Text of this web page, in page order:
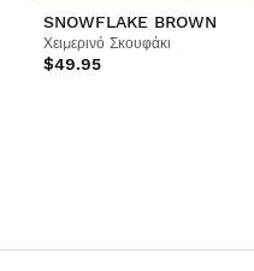
SNOWFLAKE BROWN
Χειμερινό Σκουφάκι
$49.95